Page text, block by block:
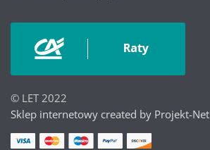
© LET 2022
Sklep internetowy created by Projekt-Net